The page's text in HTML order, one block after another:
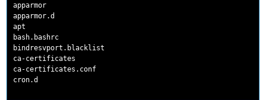
apparmor
apparmor.d
apt
bash.bashrc
bindresvport.blacklist
ca-certificates
ca-certificates.conf